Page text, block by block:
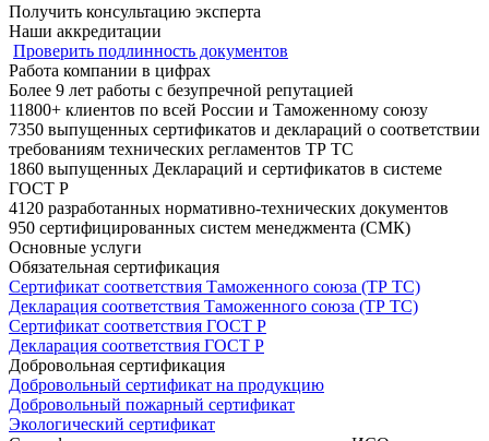
Получить консультацию эксперта
Наши аккредитации
Проверить подлинность документов
Работа компании в цифрах
Более 9 лет работы с безупречной репутацией
11800+ клиентов по всей России и Таможенному союзу
7350 выпущенных сертификатов и деклараций о соответствии
требованиям технических регламентов ТР ТС
1860 выпущенных Деклараций и сертификатов в системе
ГОСТ Р
4120 разработанных нормативно-технических документов
950 сертифицированных систем менеджмента (СМК)
Основные услуги
Обязательная сертификация
Сертификат соответствия Таможенного союза (ТР ТС)
Декларация соответствия Таможенного союза (ТР ТС)
Сертификат соответствия ГОСТ Р
Декларация соответствия ГОСТ Р
Добровольная сертификация
Добровольный сертификат на продукцию
Добровольный пожарный сертификат
Экологический сертификат